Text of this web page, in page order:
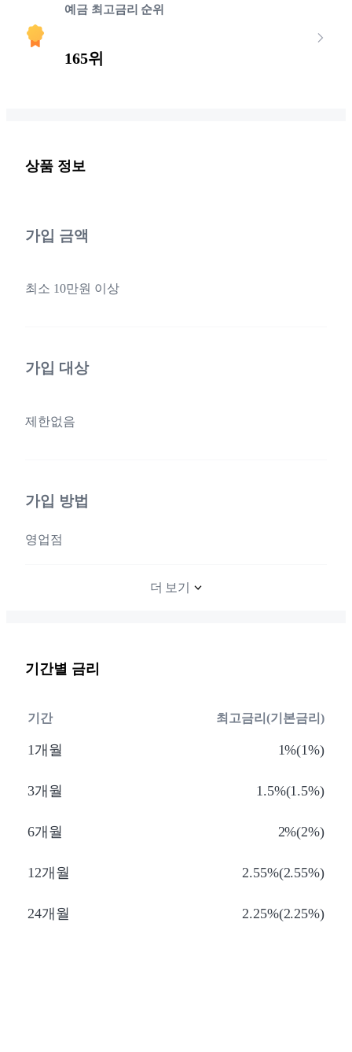
예금 최고금리 순위
165위
상품 정보
가입 금액
최소 10만원 이상
가입 대상
제한없음
가입 방법
영업점
더 보기
기간별 금리
기간 최고금리(기본금리)
1개월 1%(1%)
3개월 1.5%(1.5%)
6개월 2%(2%)
12개월 2.55%(2.55%)
24개월 2.25%(2.25%)